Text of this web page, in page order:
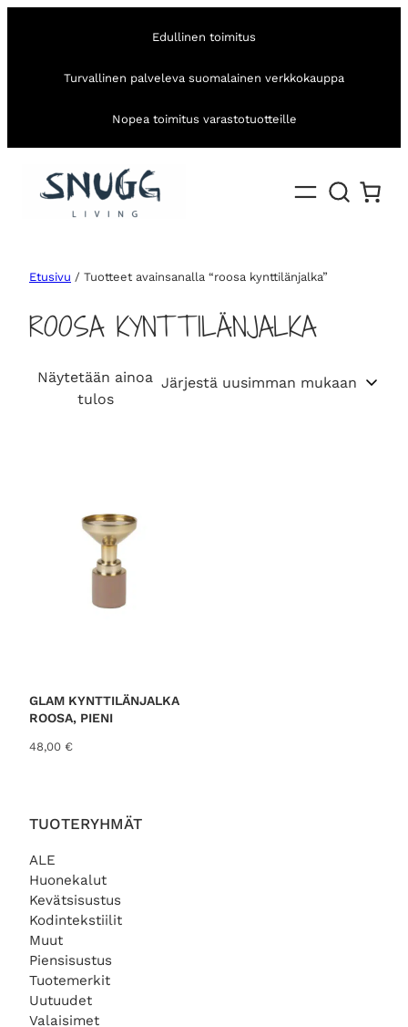
Edullinen toimitus
Turvallinen palveleva suomalainen verkkokauppa
Nopea toimitus varastotuotteille
TUOTERYHMÄT
ALE
Huonekalut
Kevätsisustus
Kodintekstiilit
Muut
Piensisustus
Tuotemerkit
Uutuudet
Valaisimet
Etusivu / Tuotteet avainsanalla “roosa kynttilänjalka”
ROOSA KYNTTILÄNJALKA
Näytetään ainoa
tulos
GLAM KYNTTILÄNJALKA
ROOSA, PIENI
48,00 €